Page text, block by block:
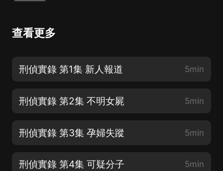
查看更多
刑偵實錄 第1集 新人報道 5min
刑偵實錄 第2集 不明女屍 5min
刑偵實錄 第3集 孕婦失蹤 5min
刑偵實錄 第4集 可疑分子 5min